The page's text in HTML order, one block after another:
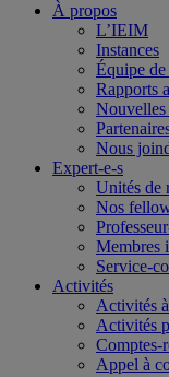
À propos
L’IEIM
Instances
Équipe
Rapports
Nouvelles
Nous
Expert-e-s
Unités de
Nos
Membres
Service-
Activités
Activités
Activités
Comptes-
Appel à